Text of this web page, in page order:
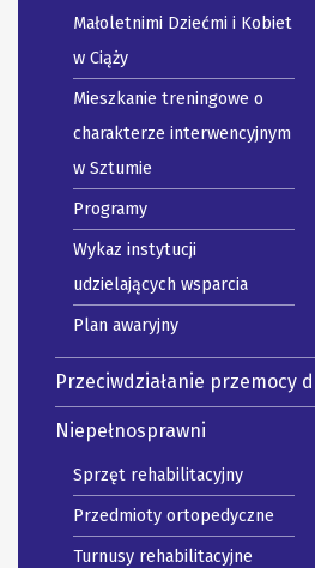
Małoletnimi Dziećmi i Kobiet
w Ciąży
Mieszkanie treningowe o
charakterze interwencyjnym
w Sztumie
Programy
Wykaz instytucji
udzielających wsparcia
Plan awaryjny
Przeciwdziałanie przemocy
Niepełnosprawni
Sprzęt rehabilitacyjny
Przedmioty ortopedyczne
Turnusy rehabilitacyjne